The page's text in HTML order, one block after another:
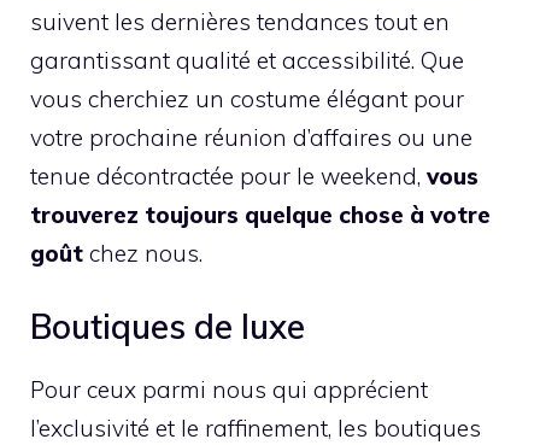
suivent les dernières tendances tout en
garantissant qualité et accessibilité. Que
vous cherchiez un costume élégant pour
votre prochaine réunion d’affaires ou une
tenue décontractée pour le weekend, vous
trouverez toujours quelque chose à votre
goût chez nous.
Boutiques de luxe
Pour ceux parmi nous qui apprécient
l’exclusivité et le raffinement, les boutiques